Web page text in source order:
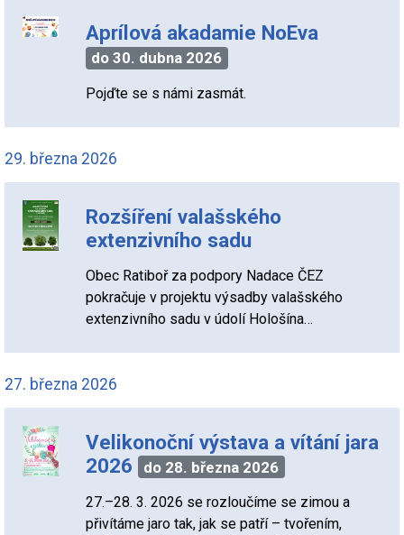
Aprílová akadamie NoEva
do 30. dubna 2026
Pojďte se s námi zasmát.
29. března 2026
Rozšíření valašského
extenzivního sadu
Obec Ratiboř za podpory Nadace ČEZ
pokračuje v projektu výsadby valašského
extenzivního sadu v údolí Hološína…
27. března 2026
Velikonoční výstava a vítání jara
2026
do 28. března 2026
27.–28. 3. 2026 se rozloučíme se zimou a
přivítáme jaro tak, jak se patří – tvořením,